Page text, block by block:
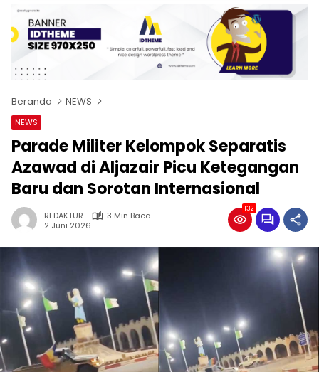
Beranda NEWS
NEWS
Parade Militer Kelompok Separatis
Azawad di Aljazair Picu Ketegangan
Baru dan Sorotan Internasional
REDAKTUR
3 Min Baca
2 Juni 2026
132